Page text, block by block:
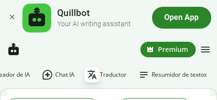
Quillbot
Your AI writing assistant
Open App
Premium
de IA Chat IA Traductor Resumidor de textos